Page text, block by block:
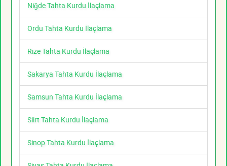
Niğde Tahta Kurdu İlaçlama
Ordu Tahta Kurdu İlaçlama
Rize Tahta Kurdu İlaçlama
Sakarya Tahta Kurdu İlaçlama
Samsun Tahta Kurdu İlaçlama
Siirt Tahta Kurdu İlaçlama
Sinop Tahta Kurdu İlaçlama